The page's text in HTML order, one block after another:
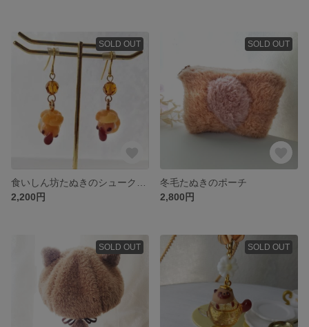
SOLD OUT
2,200円
SOLD OUT
冬毛たぬきのポーチ
2,800円
SOLD OUT SOLD OUT